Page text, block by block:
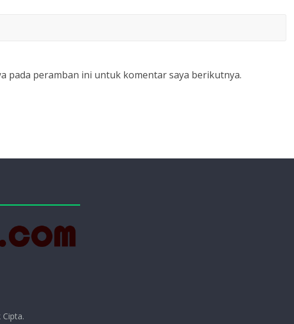
pada peramban ini untuk komentar saya berikutnya.
Cipta.